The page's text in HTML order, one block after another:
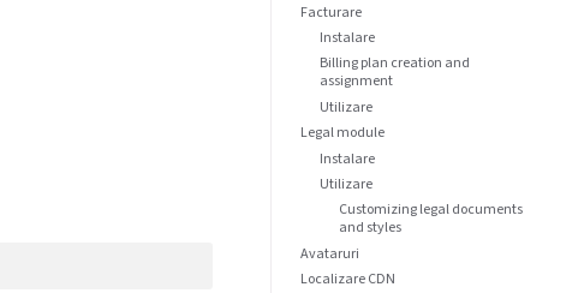
Facturare
Instalare
Billing plan creation and
assignment
Utilizare
Legal module
Instalare
Utilizare
Customizing legal documents
and styles
Avataruri
Localizare CDN